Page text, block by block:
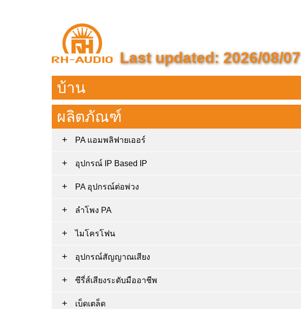
Last updated: 2026/08/07
บ้าน
ผลิตภัณฑ์
PA แอมพลิฟายเออร์
อุปกรณ์ IP Based IP
PA อุปกรณ์ต่อพ่วง
ลำโพง PA
ไมโครโฟน
อุปกรณ์สัญญาณเสียง
ซีรี่ส์เสียงระดับมืออาชีพ
เบ็ดเตล็ด